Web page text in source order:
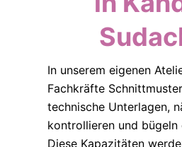
In unserem eigenen
Fachkräfte
technische Unterlagen,
kontrollieren und bügeln
Diese Kapazitäten